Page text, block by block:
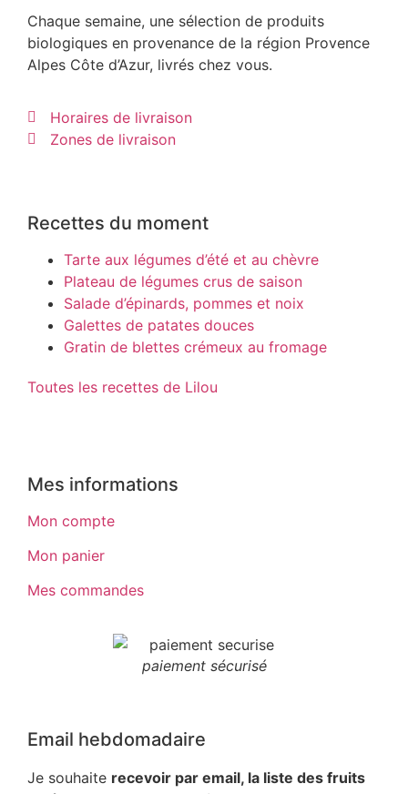
Chaque semaine, une sélection de produits
biologiques en provenance de la région Provence
Alpes Côte d’Azur, livrés chez vous.
Horaires de livraison
Zones de livraison
Recettes du moment
Tarte aux légumes d’été et au chèvre
Plateau de légumes crus de saison
Salade d’épinards, pommes et noix
Galettes de patates douces
Gratin de blettes crémeux au fromage
Toutes les recettes de Lilou
Mes informations
Mon compte
Mon panier
Mes commandes
paiement sécurisé
Email hebdomadaire
Je souhaite recevoir par email, la liste des fruits